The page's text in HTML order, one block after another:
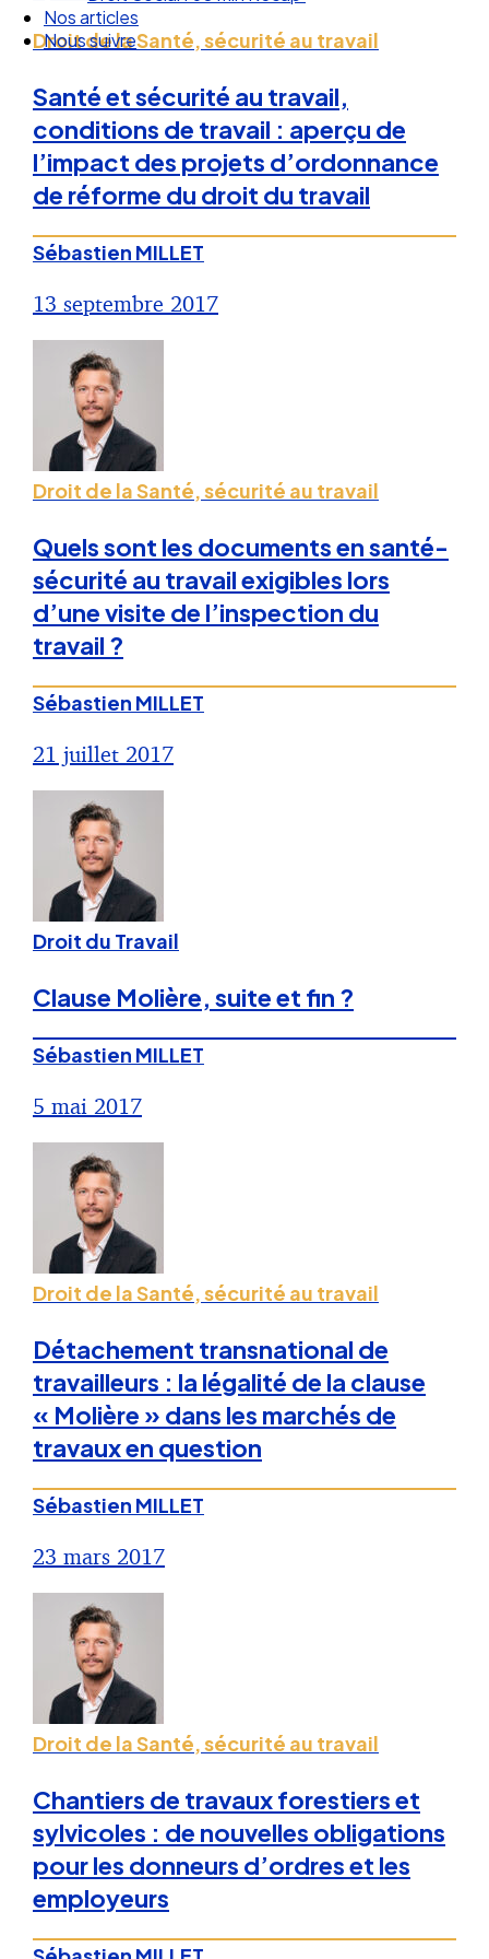
Droit Social : 60 min Recap’
Nos articles
Droit de la Santé, sécurité au travail
Santé et sécurité au travail,
conditions de travail : aperçu de
l’impact des projets d’ordonnance
de réforme du droit du travail
Sébastien MILLET
13 septembre 2017
Droit de la Santé, sécurité au travail
Quels sont les documents en santé-
sécurité au travail exigibles lors
d’une visite de l’inspection du
travail ?
Sébastien MILLET
21 juillet 2017
Droit du Travail
Clause Molière, suite et fin ?
Sébastien MILLET
5 mai 2017
Droit de la Santé, sécurité au travail
Détachement transnational de
travailleurs : la légalité de la clause
« Molière » dans les marchés de
travaux en question
Sébastien MILLET
23 mars 2017
Droit de la Santé, sécurité au travail
Chantiers de travaux forestiers et
sylvicoles : de nouvelles obligations
pour les donneurs d’ordres et les
employeurs